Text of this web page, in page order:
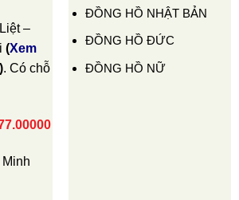
–
(Xem
). Có chỗ
ĐỒNG HỒ NHẬT BẢN
ĐỒNG HỒ ĐỨC
ĐỒNG HỒ NỮ